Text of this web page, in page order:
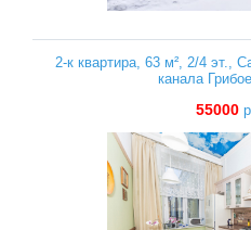
2-к квартира, 63 м², 2/4 эт.,
канала
55000